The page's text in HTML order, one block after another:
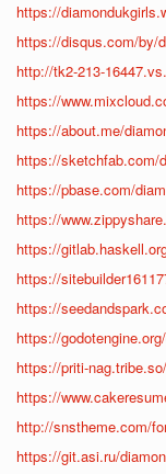
https://
https://disqus.com/by/
http://tk2-213-
https://
https://about.me/
https://sketchfab.com/
https://pbase.com/
https://
https://
https://
https://
https://
https://priti-
https://
http://snstheme.com/
https://git.asi.ru/